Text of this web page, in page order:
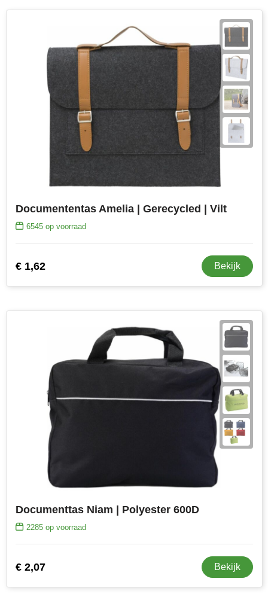
Documententas Amelia | Gerecycled | Vilt
6545op voorraad
€ 1,62 Bekijk
Documenttas Niam | Polyester 600D
2285op voorraad
€ 2,07 Bekijk